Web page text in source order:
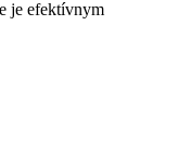
je efektívnym